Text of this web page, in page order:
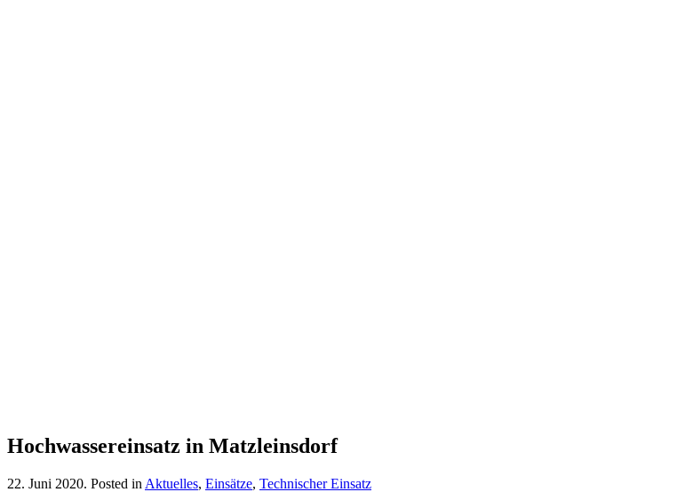
Hochwassereinsatz in Matzleinsdorf
22. Juni 2020. Posted in Aktuelles, Einsätze, Technischer Einsatz